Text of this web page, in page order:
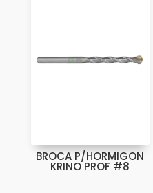
BROCA P/HORMIGON
KRINO PROF #8